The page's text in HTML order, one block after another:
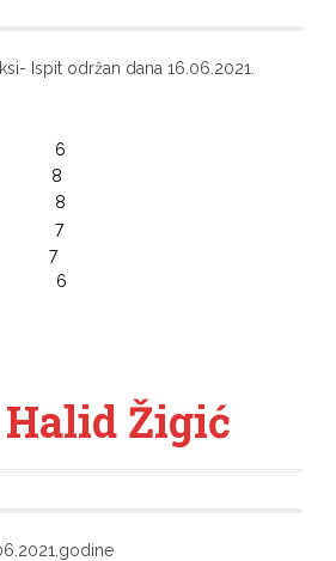
Ispit održan dana 16.06.2021.
v 6
8
8
7
7
6
Žigić